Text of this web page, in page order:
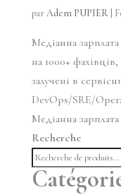
parAdem PUPIER|
Медіанна
на 1000+
залучені в
DevOps/SRE/
Медіанна
Recherche